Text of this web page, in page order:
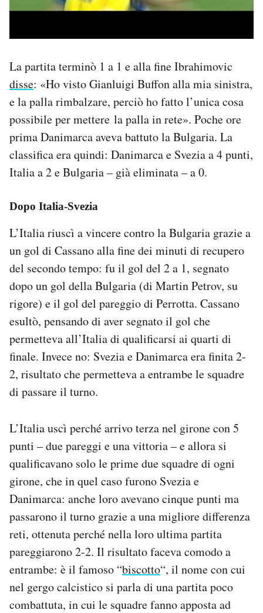
La partita terminò 1 a 1 e alla fine Ibrahimovic
disse: «Ho visto Gianluigi Buffon alla mia sinistra,
e la palla rimbalzare, perciò ho fatto l’unica cosa
possibile per mettere la palla in rete». Poche ore
prima Danimarca aveva battuto la Bulgaria. La
classifica era quindi: Danimarca e Svezia a 4 punti,
Italia a 2 e Bulgaria – già eliminata – a 0.
Dopo Italia-Svezia
L’Italia riuscì a vincere contro la Bulgaria grazie a
un gol di Cassano alla fine dei minuti di recupero
del secondo tempo: fu il gol del 2 a 1, segnato
dopo un gol della Bulgaria (di Martin Petrov, su
rigore) e il gol del pareggio di Perrotta. Cassano
esultò, pensando di aver segnato il gol che
permetteva all’Italia di qualificarsi ai quarti di
finale. Invece no: Svezia e Danimarca era finita 2-
2, risultato che permetteva a entrambe le squadre
di passare il turno.
L’Italia uscì perché arrivo terza nel girone con 5
punti – due pareggi e una vittoria – e allora si
qualificavano solo le prime due squadre di ogni
girone, che in quel caso furono Svezia e
Danimarca: anche loro avevano cinque punti ma
passarono il turno grazie a una migliore differenza
reti, ottenuta perché nella loro ultima partita
pareggiarono 2-2. Il risultato faceva comodo a
entrambe: è il famoso “biscotto“, il nome con cui
nel gergo calcistico si parla di una partita poco
combattuta, in cui le squadre fanno apposta ad